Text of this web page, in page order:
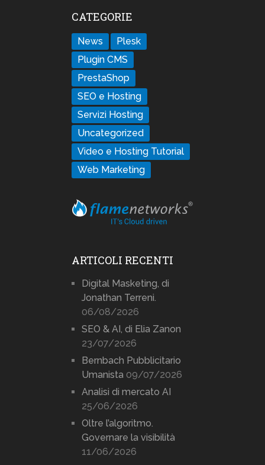
CATEGORIE
News
Plesk
Plugin CMS
PrestaShop
SEO e Hosting
Servizi Hosting
Uncategorized
Video e Hosting Tutorial
Web Marketing
ARTICOLI RECENTI
Digital Masketing, di
Jonathan Terreni.
06/08/2026
SEO & AI, di Elia Zanon
23/07/2026
Bernbach Pubblicitario
Umanista 09/07/2026
Analisi di mercato AI
25/06/2026
Oltre l’algoritmo.
Governare la visibilità
11/06/2026